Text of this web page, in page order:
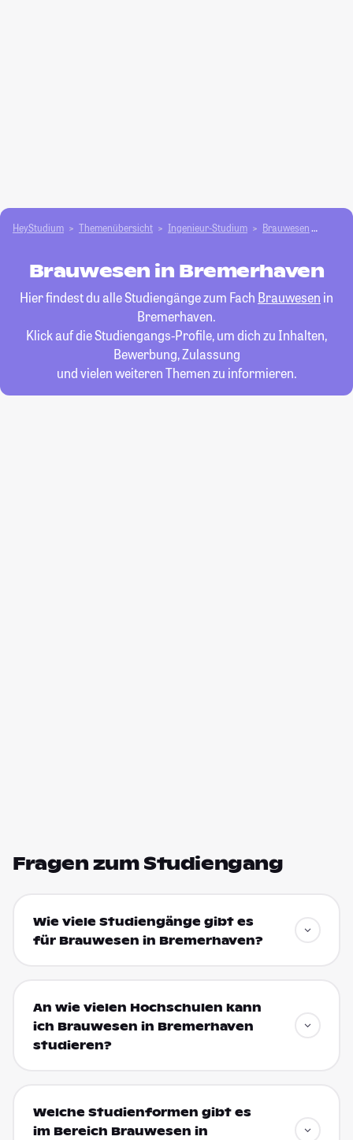
HeyStudium Themenübersicht Ingenieur-Studium Brauwesen
Brauwesen in Bremerhaven
Hier findest du alle Studiengänge zum Fach Brauwesen in
Bremerhaven.
Klick auf die Studiengangs-Profile, um dich zu Inhalten,
Bewerbung, Zulassung
und vielen weiteren Themen zu informieren.
Fragen zum Studiengang
Wie viele Studiengänge gibt es
für Brauwesen in Bremerhaven?
An wie vielen Hochschulen kann
ich Brauwesen in Bremerhaven
studieren?
Welche Studienformen gibt es
im Bereich Brauwesen in